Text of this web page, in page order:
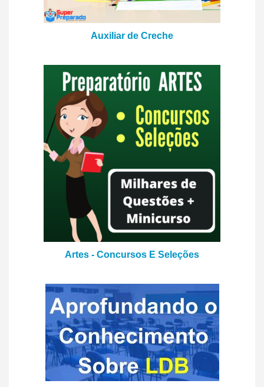
Auxiliar de Creche
Artes - Concursos E Seleções